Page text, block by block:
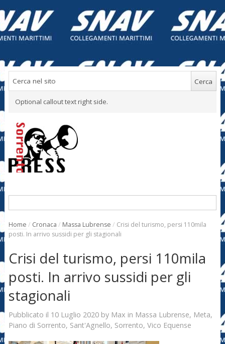
Optional callout text right side.
Home / Cronaca / Massa Lubrense / Crisi del turismo, persi 110mila
posti. In arrivo sussidi per gli stagionali
Crisi del turismo, persi 110mila
posti. In arrivo sussidi per gli
stagionali
Pubblicato il 10 Luglio 2020by Max in Massa Lubrense, Meta,
Piano di Sorrento, Sant'Agnello, Sorrento, Vico Equense